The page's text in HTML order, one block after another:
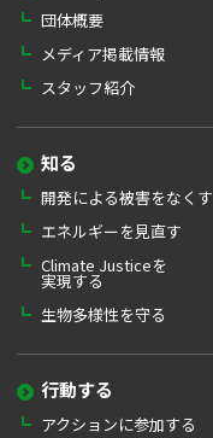
団体概要
メディア掲載情報
スタッフ紹介
知る
開発による被害をなくす
エネルギーを見直す
Climate Justiceを
実現する
生物多様性を守る
行動する
アクションに参加する